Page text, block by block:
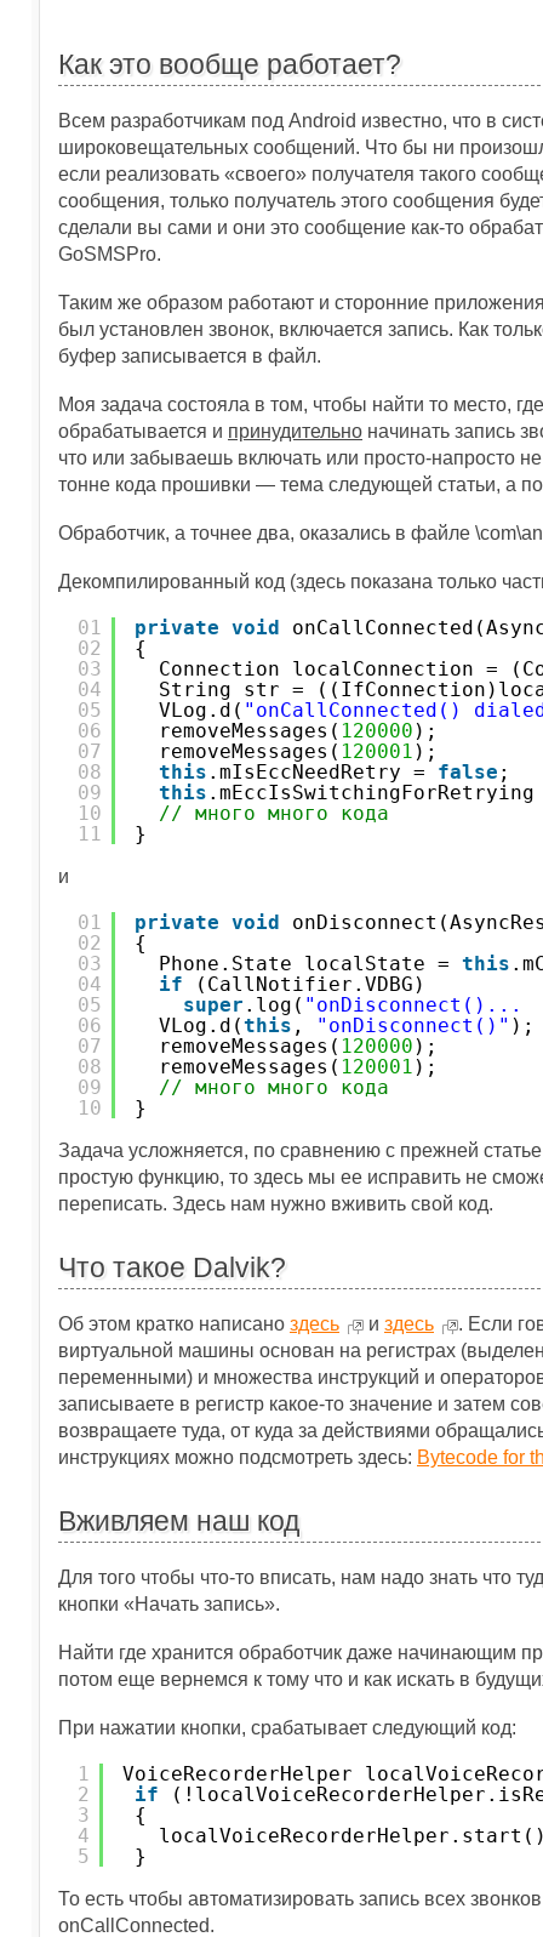
Как это вообще работает?
Всем разработчикам под Android известно, что в
широковещательных сообщений. Что бы ни
если реализовать «своего» получателя такого
сообщения, только получатель этого сообщения
сделали вы сами и они это сообщение как-то
GoSMSPro.
Таким же образом работают и сторонние
был установлен звонок, включается запись. Как
буфер записывается в файл.
Моя задача состояла в том, чтобы найти то место,
обрабатывается и принудительно начинать запись
что или забываешь включать или просто-напросто
тонне кода прошивки — тема следующей статьи, а
Обработчик, а точнее два, оказались в файле
Декомпилированный код (здесь показана только
01
02
03
04
05
06
07
08
09
10
11
private void
{
Connection localConnection =
String str =
VLog.d( "onCallConnected()
removeMessages( 120000 );
removeMessages( 120001 );
this .mIsEccNeedRetry = false ;
this
// много много кода
}
и
01
02
03
04
05
06
07
08
09
10
private void
{
Phone.State localState = this
if
(CallNotifier.VDBG)
super .log( "onDisconnect()...
VLog.d(this , "onDisconnect()" );
removeMessages( 120000 );
removeMessages( 120001 );
// много много кода
}
Задача усложняется, по сравнению с прежней
простую функцию, то здесь мы ее исправить не
переписать. Здесь нам нужно вживить свой код.
Что такое Dalvik?
Об этом кратко написано здесь и здесь
. Если
виртуальной машины основан на регистрах
переменными) и множества инструкций и
записываете в регистр какое-то значение и затем
возвращаете туда, от куда за действиями
инструкциях можно подсмотреть здесь: Bytecode for
Вживляем наш код
Для того чтобы что-то вписать, нам надо знать что
кнопки «Начать запись».
Найти где хранится обработчик даже начинающим
потом еще вернемся к тому что и как искать в
При нажатии кнопки, срабатывает следующий код:
1
2
3
4
5
VoiceRecorderHelper
if
{
}
То есть чтобы автоматизировать запись всех
onCallConnected.